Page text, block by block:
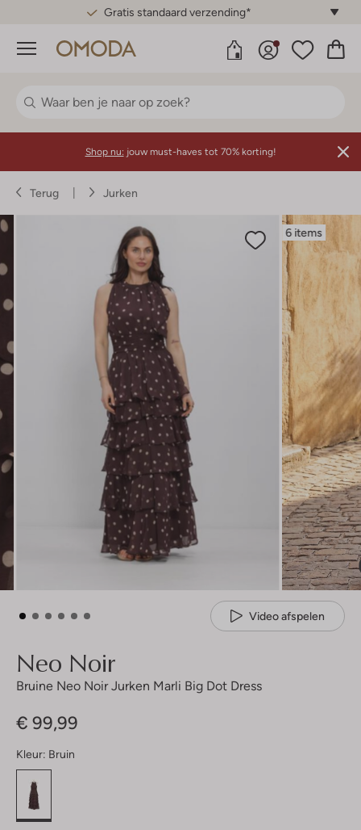
Gratis standaard verzending*
Menu
Shop nu: jouw must-haves tot 70% korting!
Terug Jurken
6 items
Video afspelen
Neo Noir
Bruine Neo Noir Jurken Marli Big Dot Dress
€ 99,99
Kleur: Bruin